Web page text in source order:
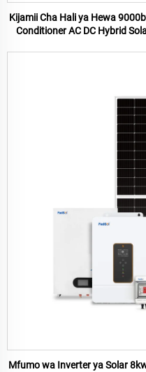
Kijamii Cha Hali ya Hewa
Conditioner AC DC Hybrid
Mfumo wa Inverter ya Solar